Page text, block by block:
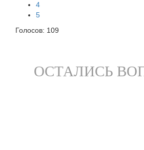
4
5
Голосов: 109
ОСТАЛИСЬ